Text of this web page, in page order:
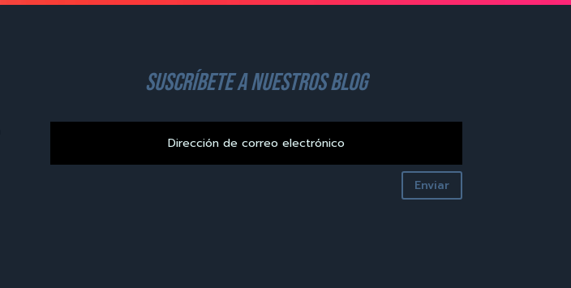
suscríbete a nuestros blog
Enviar